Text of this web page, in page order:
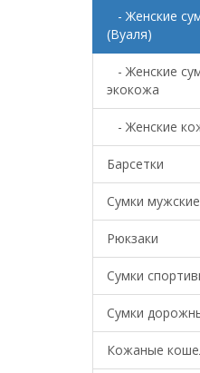
- Женские
(Вуаля)
- Женские
экокожа
- Женские
Барсетки
Cумки
Рюкзаки
Сумки
Сумки
Кожаные